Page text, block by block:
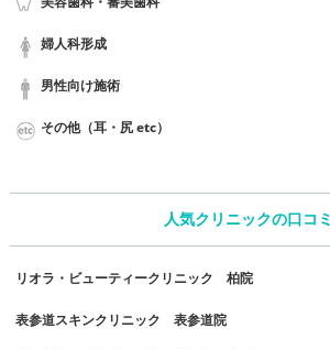
婦人科形成
男性向け施術
その他（耳・尻 etc）
人気クリニックの口コミ
リオラ・ビューティークリニック 柏院
表参道スキンクリニック 表参道院